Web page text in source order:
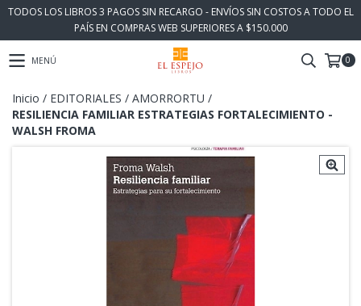
TODOS LOS LIBROS 3 PAGOS SIN RECARGO - ENVÍOS SIN COSTOS A TODO EL
PAÍS EN COMPRAS WEB SUPERIORES A $150.000
MENÚ 0
Inicio / EDITORIALES / AMORRORTU /
RESILIENCIA FAMILIAR ESTRATEGIAS FORTALECIMIENTO -
WALSH FROMA